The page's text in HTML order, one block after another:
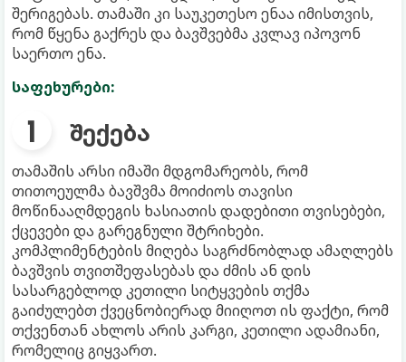
შერიგებას. თამაში კი საუკეთესო ენაა იმისთვის,
რომ წყენა გაქრეს და ბავშვებმა კვლავ იპოვონ
საერთო ენა.
საფეხურები:
შექება
თამაშის არსი იმაში მდგომარეობს, რომ
თითოეულმა ბავშვმა მოიძიოს თავისი
მოწინააღმდეგის ხასიათის დადებითი თვისებები,
ქცევები და გარეგნული შტრიხები.
კომპლიმენტების მიღება საგრძნობლად ამაღლებს
ბავშვის თვითშეფასებას და ძმის ან დის
სასარგებლოდ კეთილი სიტყვების თქმა
გაიძულებთ ქვეცნობიერად მიიღოთ ის ფაქტი, რომ
თქვენთან ახლოს არის კარგი, კეთილი ადამიანი,
რომელიც გიყვართ.